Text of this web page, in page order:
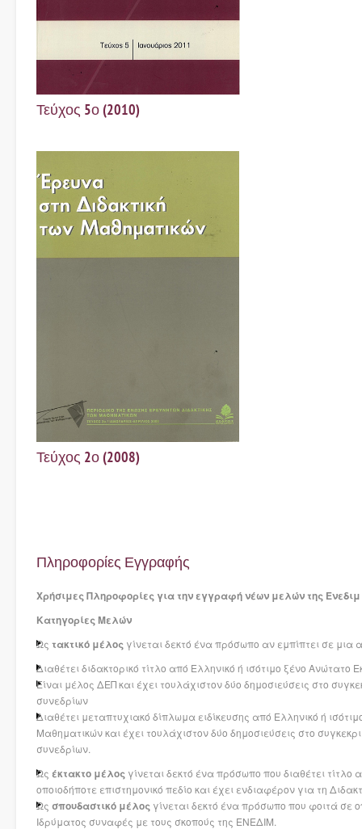
Τεύχος 5ο (2010)
Τεύχος 2ο (2008)
Πληροφορίες Εγγραφής
Χρήσιμες Πληροφορίες για την εγγραφή νέων μελών της Ενεδιμ
Κατηγορίες Μελών
Ως τακτικό μέλος γίνεται δεκτό ένα πρόσωπο αν εμπίπτει σε μια
Διαθέτει διδακτορικό τίτλο από Ελληνικό ή ισότιμο ξένο
Είναι μέλος ΔΕΠ και έχει τουλάχιστον δύο δημοσιεύσεις στο
συνεδρίων
Διαθέτει μεταπτυχιακό δίπλωμα ειδίκευσης από Ελληνικό ή
Μαθηματικών και έχει τουλάχιστον δύο δημοσιεύσεις στο
συνεδρίων.
Ως έκτακτο μέλος γίνεται δεκτό ένα πρόσωπο που διαθέτει τίτλο
οποιοδήποτε επιστημονικό πεδίο και έχει ενδιαφέρον για τη
Ως σπουδαστικό μέλος γίνεται δεκτό ένα πρόσωπο που φοιτά σε
Ιδρύματος συναφές με τους σκοπούς της ΕΝΕΔΙΜ.